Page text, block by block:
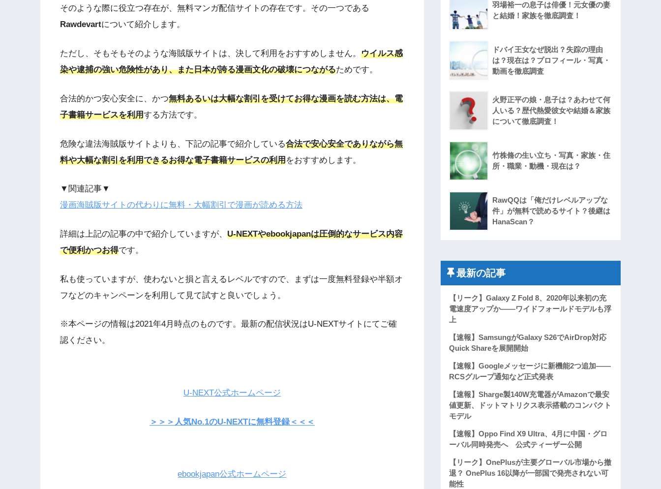
そのような際に役立つ存在が、無料マンガ配信サイトの存在です。その一つである
Rawdevartについて紹介します。
ただし、そもそもそのような海賊版サイトは、決して利用をおすすめしません。 ウイルス感
染や逮捕の強い危険性があり、また日本が誇る漫画文化の破壊につながるためです。
合法的かつ安心安全に、かつ無料あるいは大幅な割引を受けてお得な漫画を読む方法は、電
子書籍サービスを利用する方法です。
危険な違法海賊版サイトよりも、下記の記事で紹介している合法で安心安全でありながら無
料や大幅な割引を利用できるお得な電子書籍サービスの利用をおすすめします。
▼関連記事▼
漫画海賊版サイトの代わりに無料・大幅割引で漫画が読める方法
詳細は上記の記事の中で紹介していますが、 U-NEXTやebookjapanは圧倒的なサービス内容
で便利かつお得です。
私も使っていますが、使わないと損と言えるレベルですので、まずは一度無料登録や半額オ
フなどのキャンペーンを利用して見て試すと良いでしょう。
※本ページの情報は2021年4月時点のものです。最新の配信状況はU-NEXTサイトにてご確
認ください。
U-NEXT公式ホームページ
＞＞＞人気No.1のU-NEXTに無料登録＜＜＜
ebookjapan公式ホームページ
羽場裕一の息子は俳優！元女優の妻
と結婚！家族を徹底調査！
ドバイ王女なぜ脱出？失踪の理由
は？現在は？プロフィール・写真・
動画を徹底調査
火野正平の娘・息子は？あわせて何
人いる？歴代熱愛彼女や結婚＆家族
について徹底調査！
竹株脩の生い立ち・写真・家族・住
所・職業・動機・現在は？
RawQQは「俺だけレベルアップな
件」が無料で読めるサイト？後継は
HanaScan？
最新の記事
【リーク】Galaxy Z Fold 8、2020年以来初の充
電速度アップか――ワイドフォールドモデルも浮
上
【速報】SamsungがGalaxy S26でAirDrop対応
Quick Shareを展開開始
【速報】Googleメッセージに新機能2つ追加——
RCSグループ通知など正式発表
【速報】Sharge製140W充電器がAmazonで最安
値更新、ドットマトリクス表示搭載のコンパクト
モデル
【速報】Oppo Find X9 Ultra、4月に中国・グロ
ーバル同時発売へ 公式ティーザー公開
【リーク】OnePlusが主要グローバル市場から撤
退？ OnePlus 16以降が一部国で発売されない可
能性